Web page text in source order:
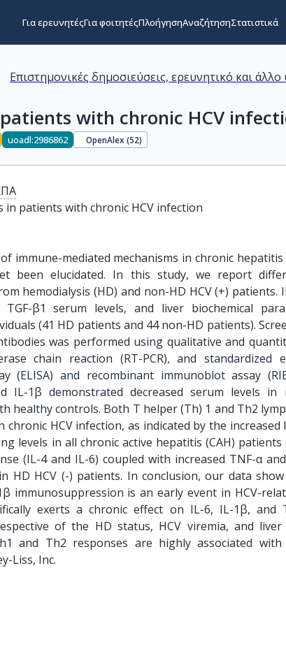
Για ερευνητέςΓια φοιτητέςΠλοήγησηΑναζήτησηΣτατιστικά
Επιστημονικές δημοσιεύσεις, ερευνητικό και άλλο
with chronic HCV
uoadl:2986862 OpenAlex (52)
in patients with chronic HCV infection
immune-mediated mechanisms in chronic hepatitis
been elucidated. In this study, we report
hemodialysis (HD) and non-HD HCV (+) patients.
β1 serum levels, and liver biochemical
(41 HD patients and 44 non-HD patients).
was performed using qualitative and
chain reaction (RT-PCR), and standardized
(ELISA) and recombinant immunoblot assay
IL-1β demonstrated decreased serum levels in
healthy controls. Both T helper (Th) 1 and Th2
chronic HCV infection, as indicated by the increased
levels in all chronic active hepatitis (CAH) patients
(IL-4 and IL-6) coupled with increased TNF-α
HD HCV (-) patients. In conclusion, our data
immunosuppression is an early event in HCV-
exerts a chronic effect on IL-6, IL-1β, and
of the HD status, HCV viremia, and liver
and Th2 responses are highly associated with
Liss, Inc.